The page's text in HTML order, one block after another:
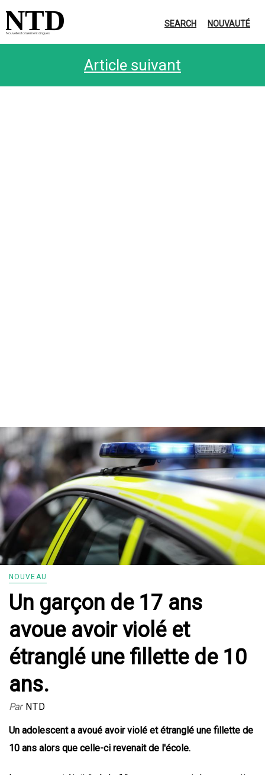
Nouvelles totalement dingues
NTD SEARCH NOUVAUTÉ
NOUVEAU
Un garçon de 17 ans
avoue avoir violé et
étranglé une fillette de 10
ans.
Par NTD
Un adolescent a avoué avoir violé et étranglé une fillette de
10 ans alors que celle-ci revenait de l'école.
Article suivant